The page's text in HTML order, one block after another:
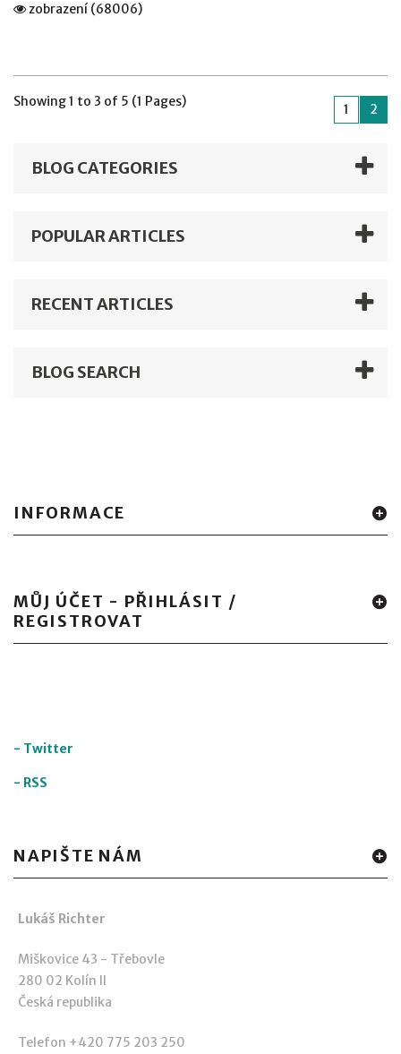
zobrazení (68006)
1 2
Showing 1 to 3 of 5 (1 Pages)
BLOG CATEGORIES
POPULAR ARTICLES
RECENT ARTICLES
BLOG SEARCH
INFORMACE
MŮJ ÚČET - PŘIHLÁSIT /
REGISTROVAT
- Twitter
- RSS
NAPIŠTE NÁM
Lukáš Richter
Miškovice 43 - Třebovle
280 02 Kolín II
Česká republika
Telefon +420 775 203 250